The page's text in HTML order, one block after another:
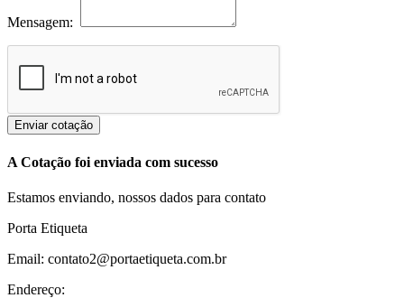
Mensagem:
Enviar cotação
A Cotação foi enviada com sucesso
Estamos enviando, nossos dados para contato
Porta Etiqueta
Email: contato2@portaetiqueta.com.br
Endereço: